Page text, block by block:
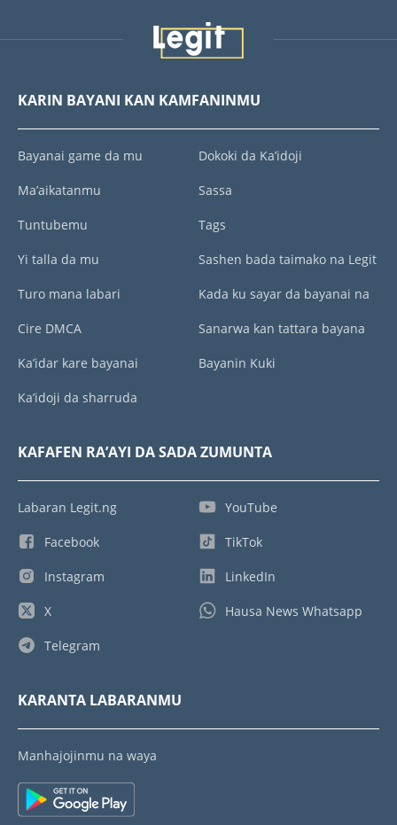
KARIN BAYANI KAN KAMFANINMU
Bayanai game da mu
Ma’aikatanmu
Tuntubemu
Yi talla da mu
Turo mana labari
Cire DMCA
Ka’idar kare bayanai
Ka’idoji da sharruda
Dokoki da Ka’idoji
Sassa
Tags
Sashen bada taimako na Legit
Kada ku sayar da bayanai na
Sanarwa kan tattara bayana
Bayanin Kuki
KAFAFEN RA’AYI DA SADA ZUMUNTA
Labaran Legit.ng
Facebook
Instagram
X
Telegram
YouTube
TikTok
LinkedIn
Hausa News Whatsapp
KARANTA LABARANMU
Manhajojinmu na waya